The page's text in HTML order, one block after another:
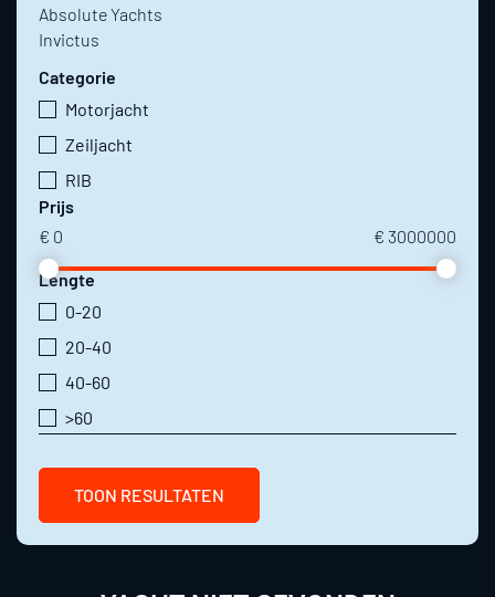
Absolute Yachts
Invictus
Categorie
Motorjacht
Zeiljacht
RIB
Prijs
€ 0 € 3000000
Lengte
0-20
20-40
40-60
>60
TOON RESULTATEN